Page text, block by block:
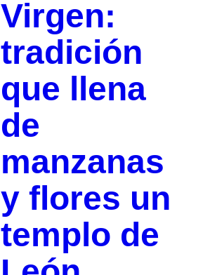
Virgen:
tradición
que llena
de
manzanas
y flores un
templo de